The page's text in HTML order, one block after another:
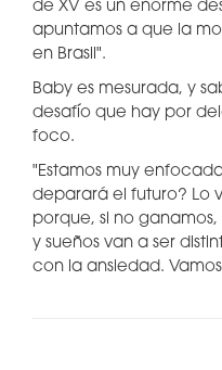
de XV es un enorme
apuntamos a que la
en Brasil".
Baby es mesurada, y
desafío que hay por
foco.
"Estamos muy
deparará el futuro? Lo
porque, si no
y sueños van a ser
con la ansiedad.